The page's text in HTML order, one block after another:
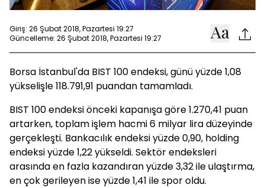
Giriş: 26 Şubat 2018, Pazartesi 19:27
Güncelleme: 26 Şubat 2018, Pazartesi 19:27
Borsa İstanbul'da BIST 100 endeksi, günü yüzde 1,08
yükselişle 118.791,91 puandan tamamladı.
BIST 100 endeksi önceki kapanışa göre 1.270,41 puan
artarken, toplam işlem hacmi 6 milyar lira düzeyinde
gerçekleşti. Bankacılık endeksi yüzde 0,90, holding
endeksi yüzde 1,22 yükseldi. Sektör endeksleri
arasında en fazla kazandıran yüzde 3,32 ile ulaştırma,
en çok gerileyen ise yüzde 1,41 ile spor oldu.